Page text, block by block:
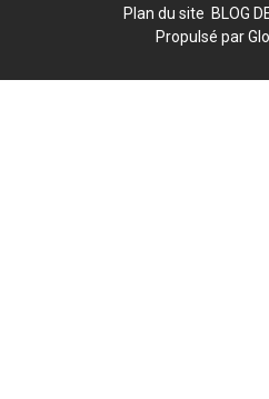
Plan du site BLOG
Propulsé par